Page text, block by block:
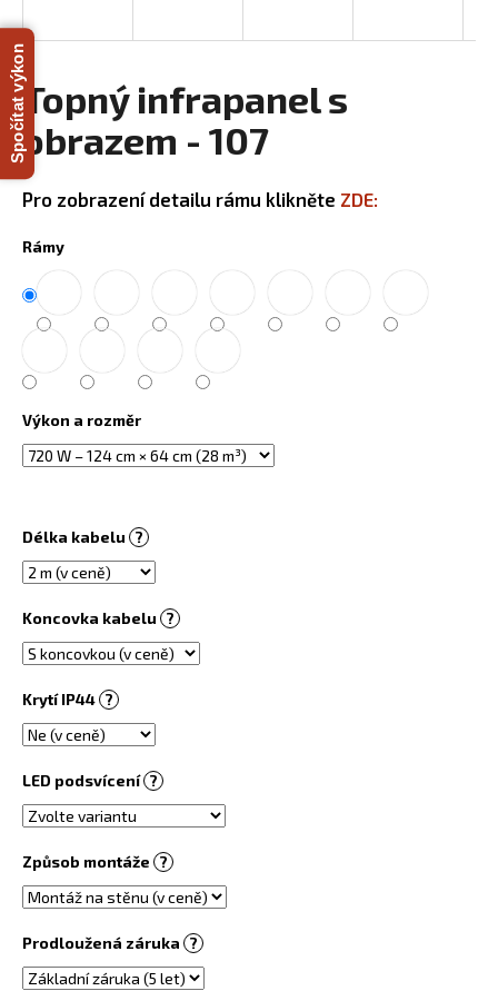
Topný infrapanel s
obrazem - 107
Pro zobrazení detailu rámu klikněte ZDE:
Rámy
Výkon a rozměr
Délka kabelu ?
Koncovka kabelu ?
Krytí IP44 ?
LED podsvícení ?
Způsob montáže ?
Prodloužená záruka ?
a
j
í
t
?
D
o
o
r
u
e
e
PŘÍRODNÍ
INFRAPANEL
300
W
STROPNÍ
4
Kč
Spočítat výkon